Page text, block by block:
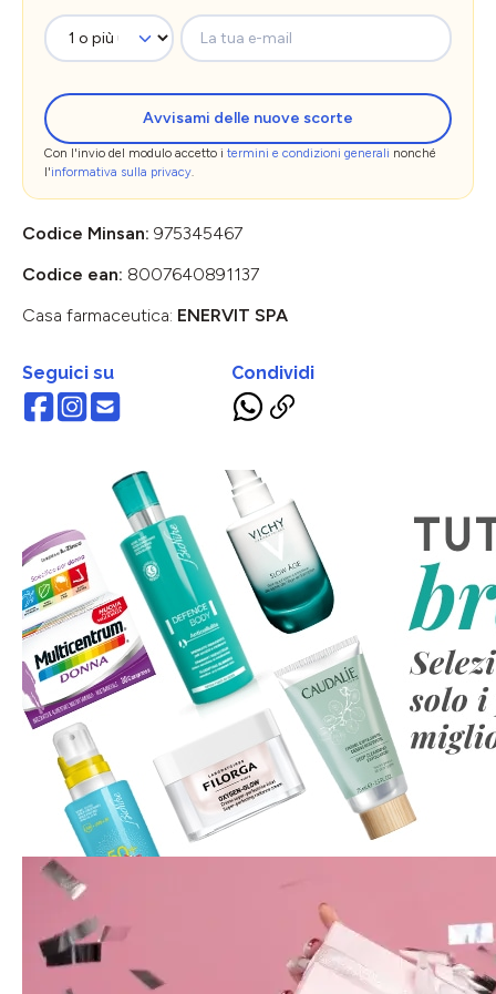
La tua e-mail
Avvisami delle nuove scorte
Con l'invio del modulo accetto i termini e condizioni generali nonché
l'informativa sulla privacy.
Codice Minsan: 975345467
Codice ean: 8007640891137
Casa farmaceutica: ENERVIT SPA
Seguici su Condividi